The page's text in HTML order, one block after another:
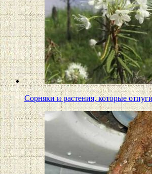
Сорняки и растения, которые